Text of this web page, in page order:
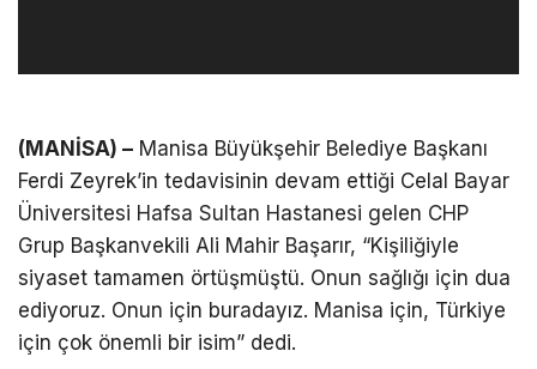
(MANİSA) – Manisa Büyükşehir Belediye Başkanı
Ferdi Zeyrek’in tedavisinin devam ettiği Celal Bayar
Üniversitesi Hafsa Sultan Hastanesi gelen CHP
Grup Başkanvekili Ali Mahir Başarır, “Kişiliğiyle
siyaset tamamen örtüşmüştü. Onun sağlığı için dua
ediyoruz. Onun için buradayız. Manisa için, Türkiye
için çok önemli bir isim” dedi.